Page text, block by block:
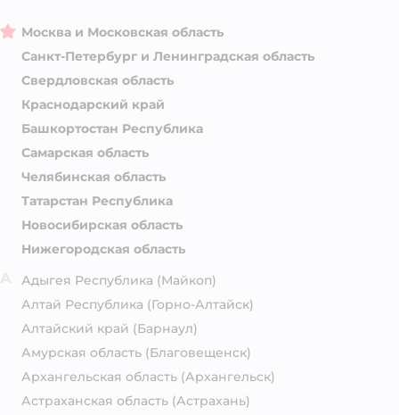
Москва и Московская область
Санкт-Петербург и Ленинградская область
Свердловская область
Краснодарский край
Башкортостан Республика
Самарская область
Челябинская область
Татарстан Республика
Новосибирская область
Нижегородская область
Адыгея Республика (Майкоп)
Алтай Республика (Горно-Алтайск)
Алтайский край (Барнаул)
Амурская область (Благовещенск)
Архангельская область (Архангельск)
Астраханская область (Астрахань)